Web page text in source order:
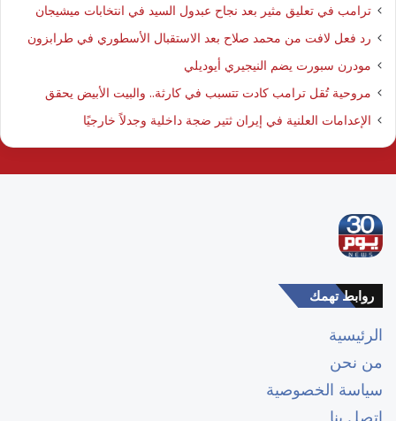
ترامب في تعليق مثير بعد نجاح عبدول السيد في انتخابات ميشيجان
رد فعل لافت من محمد صلاح بعد الاستقبال الأسطوري في طرابزون
مودرن سبورت يضم النيجيري أيوديلي
مروحية تُقل ترامب كادت تتسبب في كارثة.. والبيت الأبيض يحقق
الإعدامات العلنية في إيران ثتير ضجة داخلية وجدلاً خارجيًا
روابط تهمك
الرئيسية
من نحن
سياسة الخصوصية
اتصل بنا